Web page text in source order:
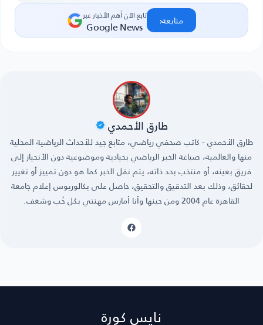
تابع الآن أهم الأخبار عبر
Google News متابعة‹
طارق الأحمدي
طارق الأحمدي - كاتب صحفي رياضي، متابع جيد للأحداث الرياضية المحلية
منها والعالمية، صياغة الخبر الرياضي بحيادية وموضوعية دون الأنحياز إلى
فريق بعينه، أو منتخب بحد ذاته، يتم نقل الخبر كما هو دون تمييز أو تغيير
لحقائق، وذلك بعد التدقيق والتحقيق، حاصل على بكالوريوس إعلام جامعة
القاهرة عام 2004 ومن حينها وأنا أمارس مهنتي بكل حُب وشغف.
نايس كورة